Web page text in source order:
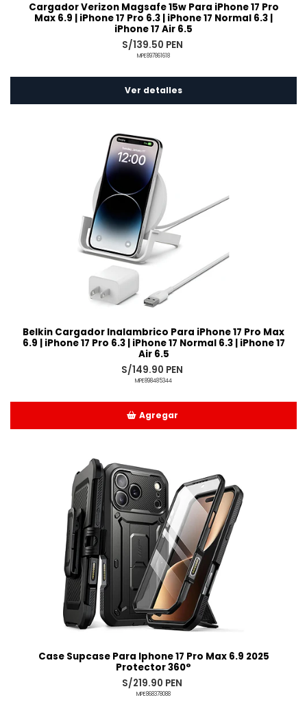
Cargador Verizon Magsafe 15w Para iPhone 17 Pro
Max 6.9 | iPhone 17 Pro 6.3 | iPhone 17 Normal 6.3 |
iPhone 17 Air 6.5
S/139.50 PEN
MPE897861618
Ver detalles
Belkin Cargador Inalambrico Para iPhone 17 Pro Max
6.9 | iPhone 17 Pro 6.3 | iPhone 17 Normal 6.3 | iPhone 17
Air 6.5
S/149.90 PEN
MPE898485344
Agregar
Case Supcase Para Iphone 17 Pro Max 6.9 2025
Protector 360°
S/219.90 PEN
MPE868378088